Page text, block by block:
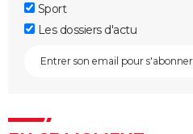
Sport
Les dossiers d'actu